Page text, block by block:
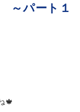
～パート１
🍁